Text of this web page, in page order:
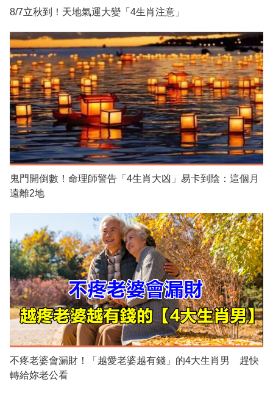
8/7立秋到！天地氣運大變「4生肖注意」
鬼門開倒數！命理師警告「4生肖大凶」易卡到陰：這個月
遠離2地
不疼老婆會漏財！「越愛老婆越有錢」的4大生肖男 趕快
轉給妳老公看